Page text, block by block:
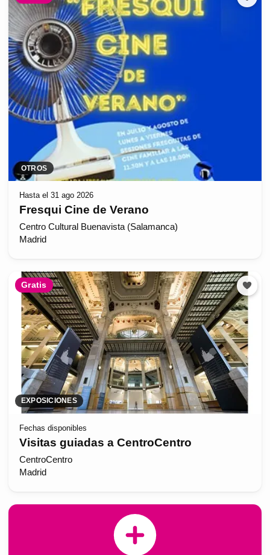
OTROS
Hasta el 31 ago 2026
Fresqui Cine de Verano
Centro Cultural Buenavista (Salamanca)
Madrid
Gratis
EXPOSICIONES
Fechas disponibles
Visitas guiadas a CentroCentro
CentroCentro
Madrid